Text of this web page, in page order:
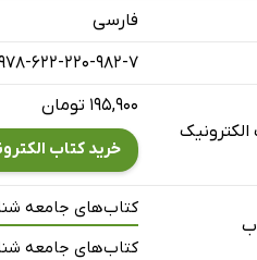
فارسی
622-220-982-7
۱۹۵,۹۰۰ تومان
خرید کتاب
کتاب‌های جامعه
کتاب‌های جامعه